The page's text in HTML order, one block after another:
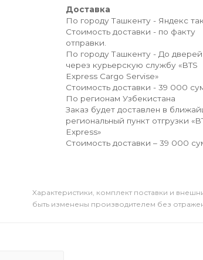
Доставка
По городу Ташкенту - Яндекс
Стоимость доставки - по факту
отправки.
По городу Ташкенту - До дверей
через курьерскую службу «BTS
Express Cargo Servise»
Стоимость доставки - 39 000
По регионам Узбекистана
Заказ будет доставлен в
региональный пункт отгрузки
Express»
Стоимость доставки – 39 000
Xарактеристики, комплект поставки и
быть изменены производителем без